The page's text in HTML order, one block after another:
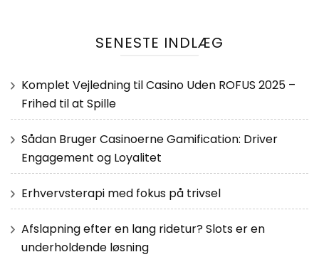
SENESTE INDLÆG
Komplet Vejledning til Casino Uden ROFUS 2025 –
Frihed til at Spille
Sådan Bruger Casinoerne Gamification: Driver
Engagement og Loyalitet
Erhvervsterapi med fokus på trivsel
Afslapning efter en lang ridetur? Slots er en
underholdende løsning